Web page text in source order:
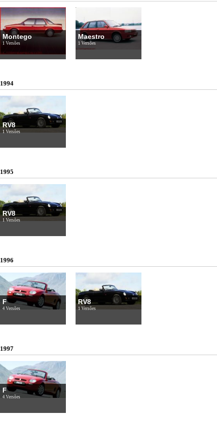
Montego
1 Versões
Maestro
1 Versões
1994
RV8
1 Versões
1995
RV8
1 Versões
1996
F
4 Versões
RV8
1 Versões
1997
F
4 Versões